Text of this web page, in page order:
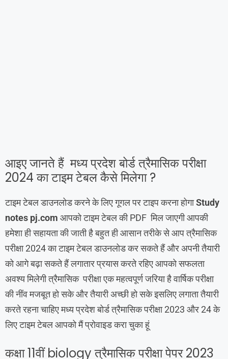
आइए जानते हैं मध्य प्रदेश बोर्ड त्रैमासिक परीक्षा
2024 का टाइम टेबल कैसे मिलेगा ?
टाइम टेबल डाउनलोड करने के लिए गूगल पर टाइप करना होगाStudy
notes pj.com आपको टाइम टेबल की PDF मिल जाएगी आपकी
हमेशा ही सहायता की जाती है बहुत ही आसान तरीके से आप त्रैमासिक
परीक्षा 2024 का टाइम टेबल डाउनलोड कर सकते हैं और अपनी तैयारी
को आगे बढ़ा सकते हैं लगातार प्रयास करते रहिए आपको सफलता
अवश्य मिलेगी त्रैमासिक परीक्षा एक महत्वपूर्ण जरिया है वार्षिक परीक्षा
की नींव मजबूत हो सके और तैयारी अच्छी हो सके इसलिए लगाता तैयारी
करते रहना चाहिए मध्य प्रदेश बोर्ड त्रैमासिक परीक्षा 2023 और 24 के
लिए टाइम टेबल आपको मैं प्रोवाइड करा चुका हूं
कक्षा 11वीं biology त्रैमासिक परीक्षा पेपर 2023